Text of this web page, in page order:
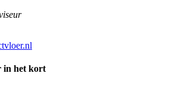
in het kort